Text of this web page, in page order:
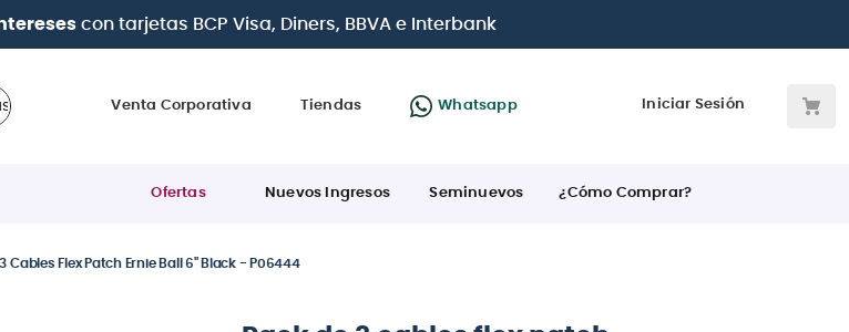
desde 0% de interés con todas las tarjetas de crédito
Venta Corporativa Tiendas Whatsapp Iniciar Sesión
Ofertas Nuevos Ingresos Seminuevos ¿Cómo Comprar?
Cables Flex Patch Ernie Ball 6'' Black - P06444